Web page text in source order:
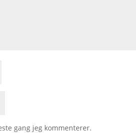
gang jeg kommenterer.